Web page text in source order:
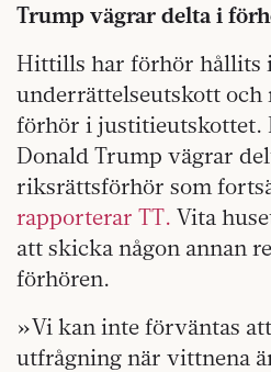
Trump vägrar delta i
Hittills har förhör hållits
underrättelseutskott och
förhör i justitieutskottet.
Donald Trump vägrar
riksrättsförhör som
rapporterar TT. Vita
att skicka någon annan
förhören.
»Vi kan inte förväntas
utfrågning när vittnena